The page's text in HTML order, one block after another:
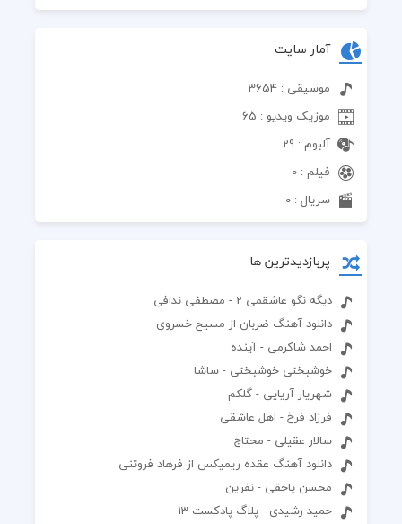
آمار سایت
موسیقی : 3654
موزیک ویدیو : 65
آلبوم : 29
فیلم : 0
سریال : 0
پربازدیدترین ها
دیگه نگو عاشقمی 2 - مصطفی ندافی
دانلود آهنگ ضربان از مسیح خسروی
احمد شاکرمی - آینده
خوشبختی خوشبختی - ساشا
شهریار آریایی - گلکم
فرزاد فرخ - اهل عاشقی
سالار عقیلی - محتاج
دانلود آهنگ عقده ریمیکس از فرهاد فروتنی
محسن یاحقی - نفرین
حمید رشیدی - پلاگ پادکست 13